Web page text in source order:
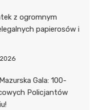
z ogromnym
papierosów i
Gala: 100-
Policjantów